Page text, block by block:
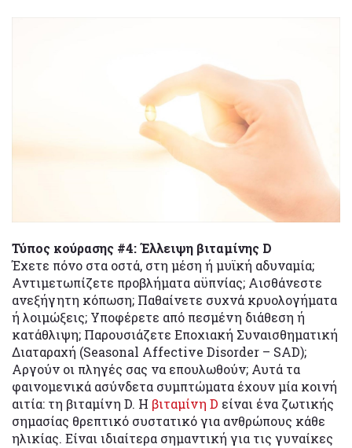
Τύπος κούρασης #4: Έλλειψη βιταμίνης D
Έχετε πόνο στα οστά, στη μέση ή μυϊκή αδυναμία;
Αντιμετωπίζετε προβλήματα αϋπνίας; Αισθάνεστε
ανεξήγητη κόπωση; Παθαίνετε συχνά κρυολογήματα
ή λοιμώξεις; Υποφέρετε από πεσμένη διάθεση ή
κατάθλιψη; Παρουσιάζετε Εποχιακή Συναισθηματική
Διαταραχή (Seasonal Affective Disorder – SAD);
Αργούν οι πληγές σας να επουλωθούν; Αυτά τα
φαινομενικά ασύνδετα συμπτώματα έχουν μία κοινή
αιτία: τη βιταμίνη D. Η βιταμίνη D είναι ένα ζωτικής
σημασίας θρεπτικό συστατικό για ανθρώπους κάθε
ηλικίας. Είναι ιδιαίτερα σημαντική για τις γυναίκες